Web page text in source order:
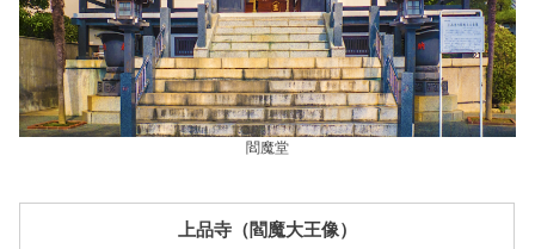
閻魔堂
上品寺（閻魔大王像）